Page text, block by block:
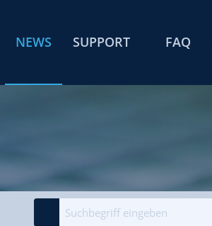
NEWS SUPPORT FAQ